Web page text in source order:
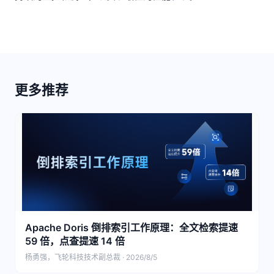
更多推荐
Apache Doris 倒排索引工作原理：全文检索提速
59 倍，点查提速 14 倍
杨勇强，飞轮科技技术副总裁 · 2026/8/5